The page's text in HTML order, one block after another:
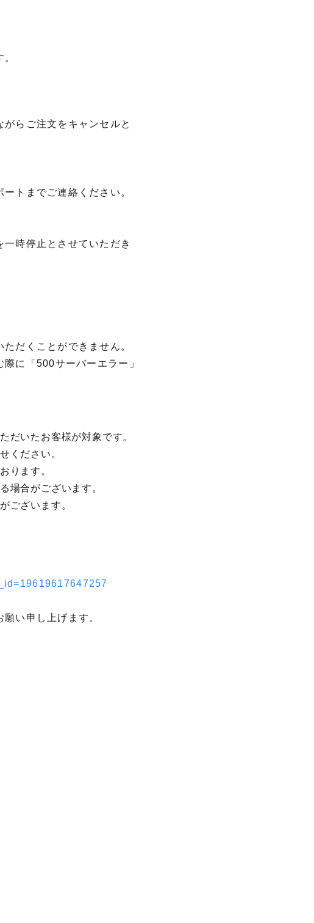
らご注文をキャンセルと
トまでご連絡ください。
時停止とさせていただき
だくことができません。
に「500サーバーエラー」
だいたお客様が対象です。
ください。
ります。
場合がございます。
ございます。
い申し上げます。